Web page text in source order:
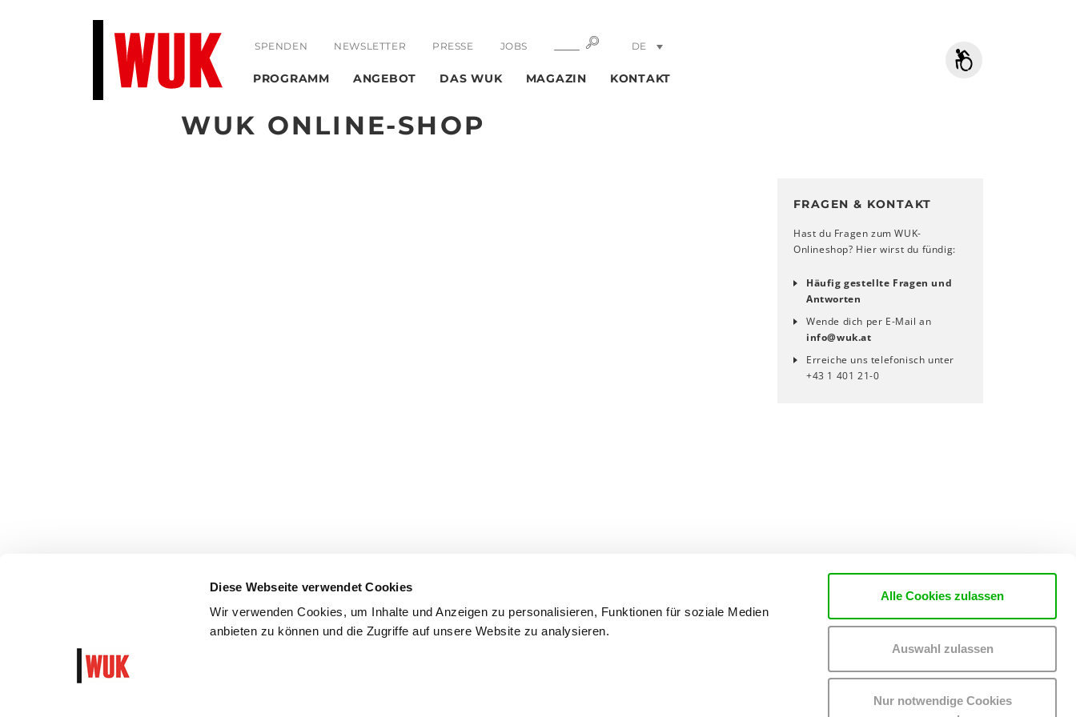
Diese Webseite verwendet Cookies
Wir verwenden Cookies, um Inhalte und Anzeigen zu personalisieren, Funktionen für soziale Medien
anbieten zu können und die Zugriffe auf unsere Website zu analysieren.
Alle Cookies zulassen
Auswahl zulassen
Nur notwendige Cookies
SPENDEN NEWSLETTER PRESSE JOBS SUCHE
DE
PROGRAMM ANGEBOT DAS WUK MAGAZIN KONTAKT
WUK ONLINE-SHOP
FRAGEN & KONTAKT
Hast du Fragen zum WUK-
Onlineshop? Hier wirst du fündig:
Häufig gestellte Fragen und
Antworten
Wende dich per E-Mail an
info@wuk.at
Erreiche uns telefonisch unter
+43 1 401 21-0